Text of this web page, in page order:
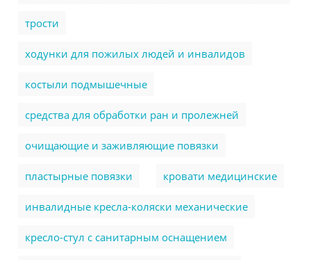
трости
ходунки для пожилых людей и инвалидов
костыли подмышечные
cредства для обработки ран и пролежней
очищающие и заживляющие повязки
пластырные повязки кровати медицинские
инвалидные кресла-коляски механические
кресло-стул с санитарным оснащением